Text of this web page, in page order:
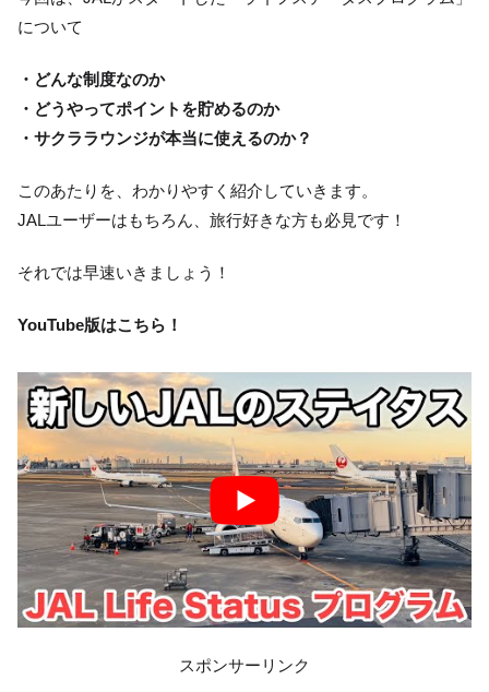
について
・どんな制度なのか
・どうやってポイントを貯めるのか
・サクララウンジが本当に使えるのか？
このあたりを、わかりやすく紹介していきます。
JALユーザーはもちろん、旅行好きな方も必見です！
それでは早速いきましょう！
YouTube版はこちら！
スポンサーリンク